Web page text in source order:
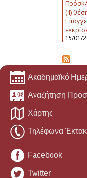
(1)
15/01/
Ακαδημαϊκό
Αναζήτηση
Χάρτης
Τηλέφωνα
Facebook
Twitter